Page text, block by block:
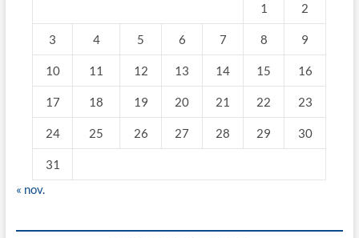
1 2
3 4 5 6 7 8 9
10 11 12 13 14 15 16
17 18 19 20 21 22 23
24 25 26 27 28 29 30
31
« nov.